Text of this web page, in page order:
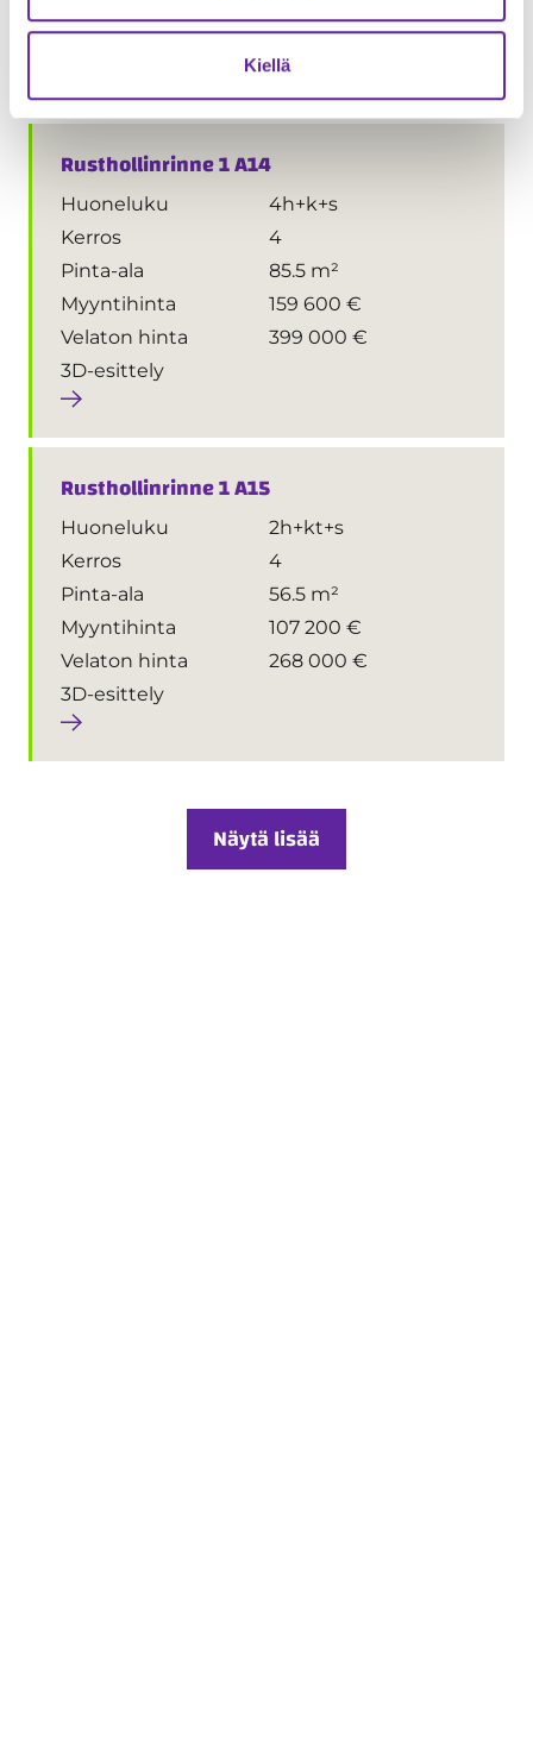
Kiellä
Velaton hinta
228 000 €
Rusthollinrinne 1 A14
Huoneluku
4h+k+s
Kerros
4
Pinta-ala
85.5 m²
Myyntihinta
159 600 €
Velaton hinta
399 000 €
3D-esittely
Rusthollinrinne 1 A15
Huoneluku
2h+kt+s
Kerros
4
Pinta-ala
56.5 m²
Myyntihinta
107 200 €
Velaton hinta
268 000 €
3D-esittely
Näytä lisää